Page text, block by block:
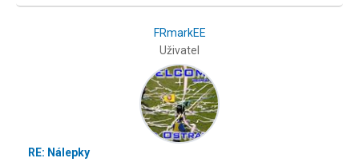
FRmarkEE
Uživatel
RE: Nálepky